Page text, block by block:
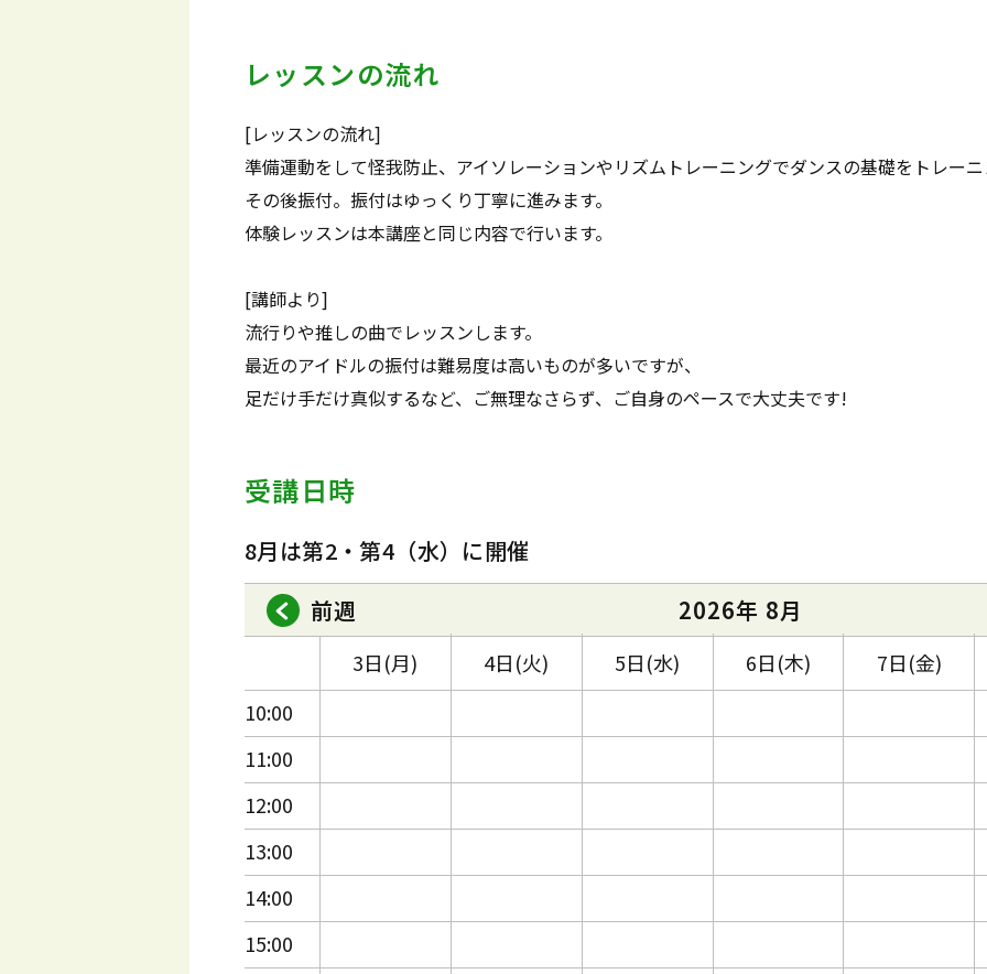
レッスンの流れ
[レッスンの流れ]
準備運動をして怪我防止、アイソレーションやリズムトレーニングでダンスの基礎をトレーニ
その後振付。振付はゆっくり丁寧に進みます。
体験レッスンは本講座と同じ内容で行います。
[講師より]
流行りや推しの曲でレッスンします。
最近のアイドルの振付は難易度は高いものが多いですが、
足だけ手だけ真似するなど、ご無理なさらず、ご自身のペースで大丈夫です!
受講日時
8月は第2・第4（水）に開催
前週
2026年 8月
10:00
11:00
12:00
13:00
14:00
15:00
3日(月) 4日(火) 5日(水) 6日(木) 7日(金)